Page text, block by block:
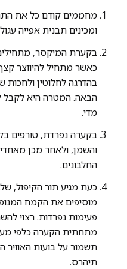
ומכינים תבנית אפייה
בקערת המיקסר,
כאשר מתחיל להיווצר
בהדרגה לחלוטין
הבאה. המטרה היא לקבל
מדי.
בקערה נפרדת, טורפים
והשמן, ולאחר מכן
החלבונים.
כעת מגיע תור הקיפול,
מוסיפים את הקמח
פעימות נפרדות. רצוי
מתחתית הקערה כלפי
תשמור על בועות האוויר
תיהרס.